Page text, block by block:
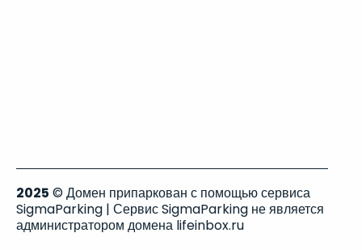
2025 © Домен припаркован с помощью сервиса
SigmaParking | Сервис SigmaParking не является
администратором домена lifeinbox.ru